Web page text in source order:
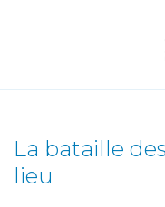
La bataille
lieu